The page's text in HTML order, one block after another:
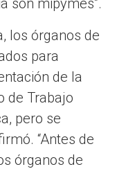
son mipymes”.
los órganos de
para
de la
de Trabajo
pero se
“Antes de
órganos de